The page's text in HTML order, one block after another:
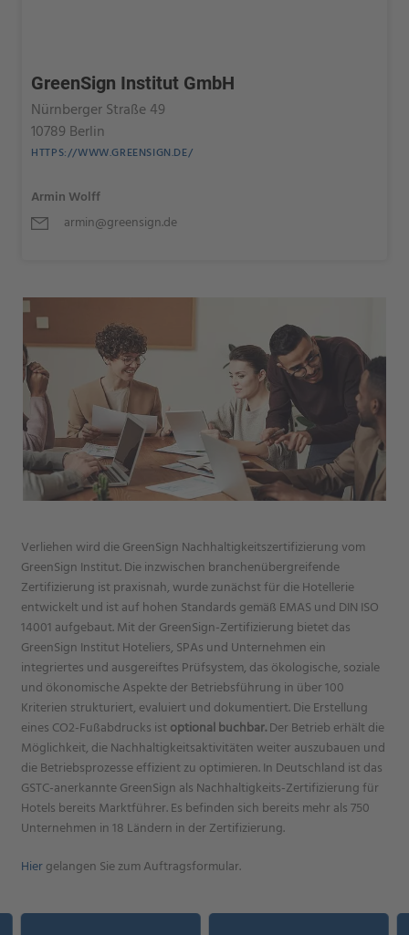
GreenSign Institut GmbH
Nürnberger Straße 49
10789 Berlin
HTTPS://WWW.GREENSIGN.DE/
Armin Wolff
armin@greensign.de
Verliehen wird die GreenSign Nachhaltigkeitszertifizierung vom
GreenSign Institut. Die inzwischen branchenübergreifende
Zertifizierung ist praxisnah, wurde zunächst für die Hotellerie
entwickelt und ist auf hohen Standards gemäß EMAS und DIN ISO
14001 aufgebaut. Mit der GreenSign-Zertifizierung bietet das
GreenSign Institut Hoteliers, SPAs und Unternehmen ein
integriertes und ausgereiftes Prüfsystem, das ökologische, soziale
und ökonomische Aspekte der Betriebsführung in über 100
Kriterien strukturiert, evaluiert und dokumentiert. Die Erstellung
eines CO2-Fußabdrucks istoptional buchbar.Der Betrieb erhält die
Möglichkeit, die Nachhaltigkeitsaktivitäten weiter auszubauen und
die Betriebsprozesse effizient zu optimieren. In Deutschland ist das
GSTC-anerkannte GreenSign als Nachhaltigkeits-Zertifizierung für
Hotels bereits Marktführer. Es befinden sich bereits mehr als 750
Unternehmen in 18 Ländern in der Zertifizierung.
Hiergelangen Sie zum Auftragsformular.